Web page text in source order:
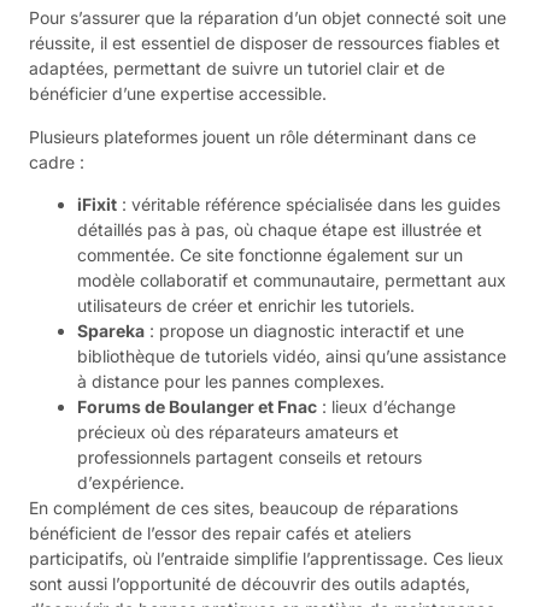
Pour s’assurer que la réparation d’un objet connecté soit une
réussite, il est essentiel de disposer de ressources fiables et
adaptées, permettant de suivre un tutoriel clair et de
bénéficier d’une expertise accessible.
Plusieurs plateformes jouent un rôle déterminant dans ce
cadre :
iFixit : véritable référence spécialisée dans les guides
détaillés pas à pas, où chaque étape est illustrée et
commentée. Ce site fonctionne également sur un
modèle collaboratif et communautaire, permettant aux
utilisateurs de créer et enrichir les tutoriels.
Spareka : propose un diagnostic interactif et une
bibliothèque de tutoriels vidéo, ainsi qu’une assistance
à distance pour les pannes complexes.
Forums de Boulanger et Fnac : lieux d’échange
précieux où des réparateurs amateurs et
professionnels partagent conseils et retours
d’expérience.
En complément de ces sites, beaucoup de réparations
bénéficient de l’essor des repair cafés et ateliers
participatifs, où l’entraide simplifie l’apprentissage. Ces lieux
sont aussi l’opportunité de découvrir des outils adaptés,